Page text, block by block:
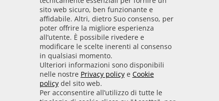
odpt_to
Linee guida
Sito realizzato seguendo le linee guida di sviluppo
per i servizi web delle PA pubblicate da AGID in
collaborazione con il TEAM PER LA
TRASFORMAZIONE DIGITALE.
sito web sicuro, ben funzionante e
affidabile. Altri, dietro Suo consenso, per
poter offrire la migliore esperienza
all’utente. È possibile rivedere e
modificare le scelte inerenti al consenso
in qualsiasi momento.
Ulteriori informazioni sono disponibili
nelle nostre Privacy policye Cookie
policydel sito web.
Per acconsentire all’utilizzo di tutte le